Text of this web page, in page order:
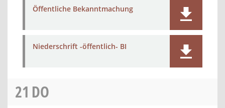
Öffentliche Bekanntmachung
Niederschrift -öffentlich- BI
21 DO